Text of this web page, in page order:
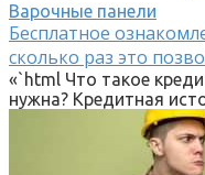
Варочные панели
Бесплатное
сколько раз это
«`html Что такое
нужна? Кредитная